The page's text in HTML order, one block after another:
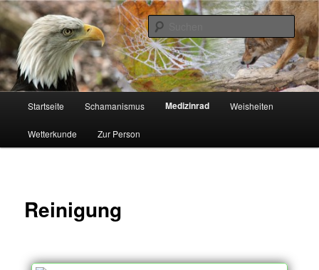
Zum
Inhalt
wechseln
Auf dem Naturweg
Schamanismus
Startseite Schamanismus Medizinrad Weisheiten
Wetterkunde Zur Person
Reinigung